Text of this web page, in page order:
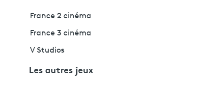
France 2 cinéma
France 3 cinéma
V Studios
Les autres jeux